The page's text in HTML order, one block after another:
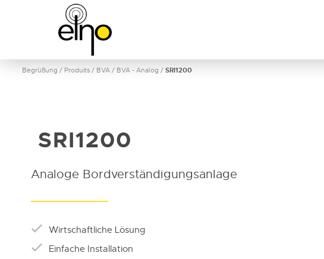
Begrüßung / Produits / BVA / BVA - Analog / SRI1200
SRI1200
Analoge Bordverständigungsanlage
Wirtschaftliche Lösung
Einfache Installation